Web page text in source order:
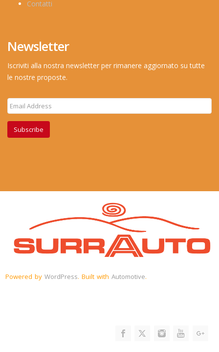
Contatti
Newsletter
Iscriviti alla nostra newsletter per rimanere aggiornato su tutte
le nostre proposte.
Subscribe
Powered by WordPress. Built with Automotive.